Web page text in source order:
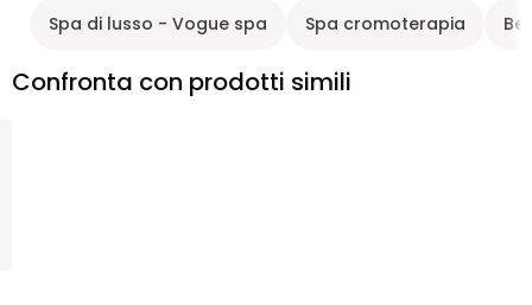
Spa di lusso - Vogue spa Spa cromoterapia
Confronta con prodotti simili